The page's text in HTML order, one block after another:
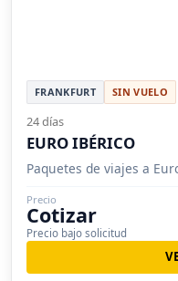
FRANKFURT SIN VUELO
24 días
EURO IBÉRICO
Paquetes de viajes a
Precio
Cotizar
Precio bajo solicitud